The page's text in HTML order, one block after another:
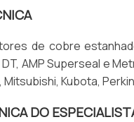
de cobre
AMP Superseal e
Kubota,
DO